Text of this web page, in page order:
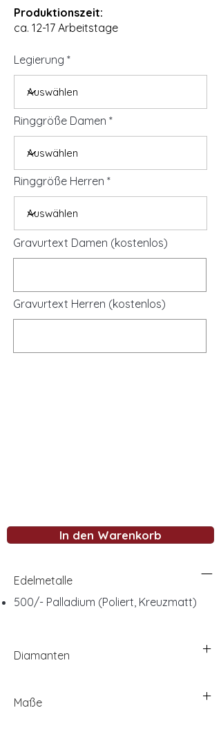
Produktionszeit:
ca. 12-17 Arbeitstage
Legierung
Ringgröße Damen
Ringgröße Herren
Gravurtext Damen (kostenlos)
Gravurtext Herren (kostenlos)
In den Warenkorb
Edelmetalle
500/- Palladium (Poliert, Kreuzmatt)
Diamanten
Maße